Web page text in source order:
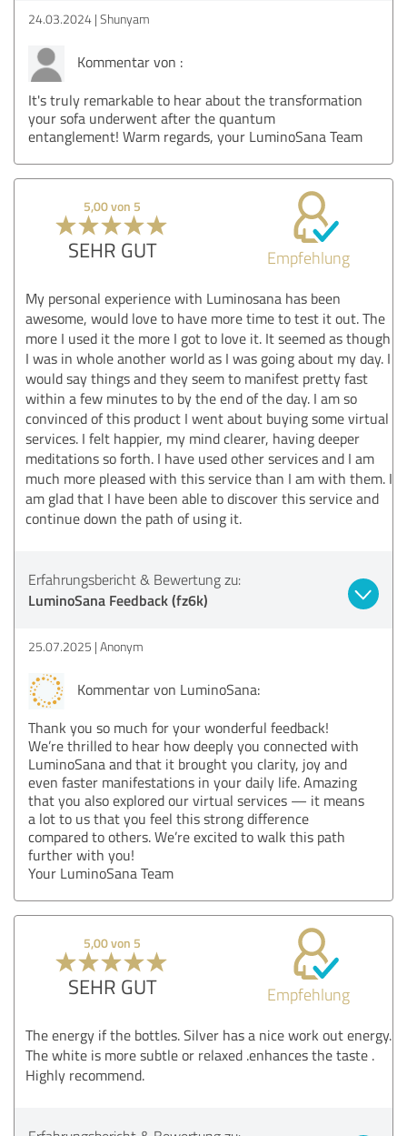
24.03.2024 Shunyam
Kommentar von :
It's truly remarkable to hear about the transformation
your sofa underwent after the quantum
entanglement! Warm regards, your LuminoSana Team
5,00 von 5
SEHR GUT Empfehlung
My personal experience with Luminosana has been
awesome, would love to have more time to test it out. The
more I used it the more I got to love it. It seemed as though
I was in whole another world as I was going about my day. I
would say things and they seem to manifest pretty fast
within a few minutes to by the end of the day. I am so
convinced of this product I went about buying some virtual
services. I felt happier, my mind clearer, having deeper
meditations so forth. I have used other services and I am
much more pleased with this service than I am with them. I
am glad that I have been able to discover this service and
continue down the path of using it.
Erfahrungsbericht & Bewertung zu:
LuminoSana Feedback (fz6k)
25.07.2025 Anonym
Kommentar von LuminoSana:
Thank you so much for your wonderful feedback!
We’re thrilled to hear how deeply you connected with
LuminoSana and that it brought you clarity, joy and
even faster manifestations in your daily life. Amazing
that you also explored our virtual services — it means
a lot to us that you feel this strong difference
compared to others. We’re excited to walk this path
further with you!
Your LuminoSana Team
5,00 von 5
SEHR GUT Empfehlung
The energy if the bottles. Silver has a nice work out energy.
The white is more subtle or relaxed .enhances the taste .
Highly recommend.